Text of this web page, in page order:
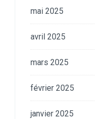
mai 2025
avril 2025
mars 2025
février 2025
janvier 2025